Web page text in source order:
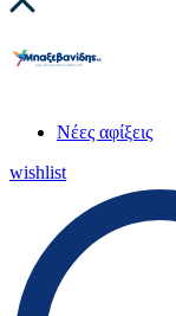
Νέες αφίξεις
wishlist